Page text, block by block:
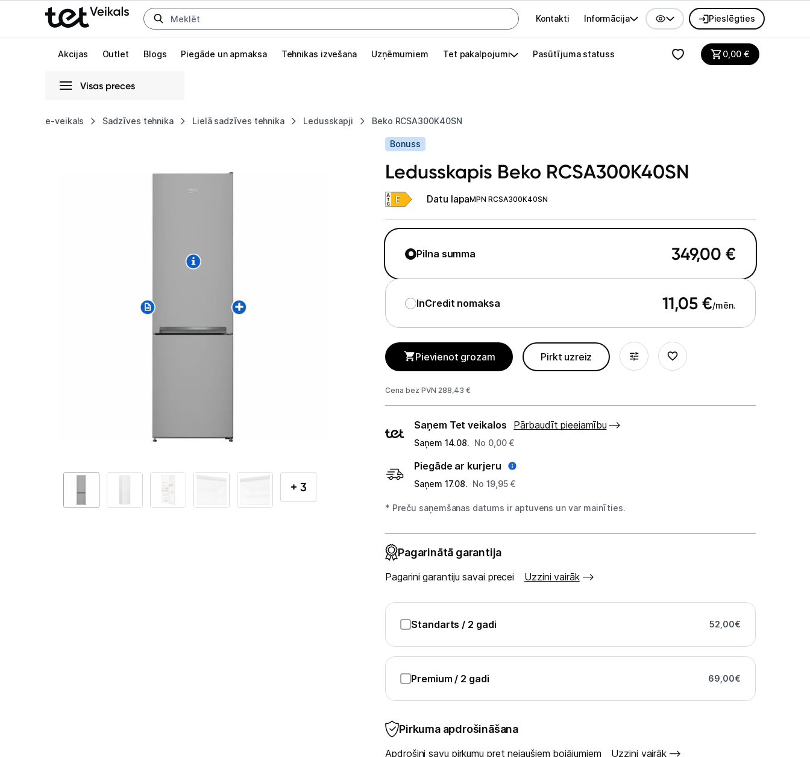
Uz kategorijam Uz galveno saturu
Galvenes izvēlne
Kontakti Informācija Pieslēgties
Akcijas Outlet Blogs Piegāde un apmaksa Tehnikas izvešana Uzņēmumiem Tet pakalpojumi Pasūtījuma statuss 0,00€
Visas preces
e-veikals Sadzīves tehnika Lielā sadzīves tehnika Ledusskapji Beko RCSA300K40SN
Pieslēgties
Telefoni, planšetdatori
Trauku mazgājamās mašīnas
Veļas mašīnas
Sadzīves tehnikas aksesuāri
Aksesuāri tvaika nosūcējiem
Mazā virtuves tehnika
Globāls iestatījums animāciju aktivizēšanai vai deaktivizēšanai visā lapā.
+ 3
Bonuss
Ledusskapis Beko RCSA300K40SN
Datu lapaMPN RCSA300K40SN
Pilna summa 349,00 €
InCredit nomaksa 11,05 €/mēn.
Pievienot grozam Pirkt uzreiz
Cena bez PVN 288,43 €
Piegādes
veidi
Saņem Tet veikalos Pārbaudīt pieejamību
Saņem 14.08. No 0,00 €
Piegāde ar kurjeru
Saņem 17.08. No 19,95 €
* Preču saņemšanas datums ir aptuvens un var mainīties.
Pirkuma apdrošināšana
Apdrošini savu pirkumu pret nejaušiem bojājumiem Uzzini vairāk
Pagarinātā garantija
Pagarini garantiju savai precei Uzzini vairāk
Standarts / 2 gadi 52,00€
Premium / 2 gadi 69,00€